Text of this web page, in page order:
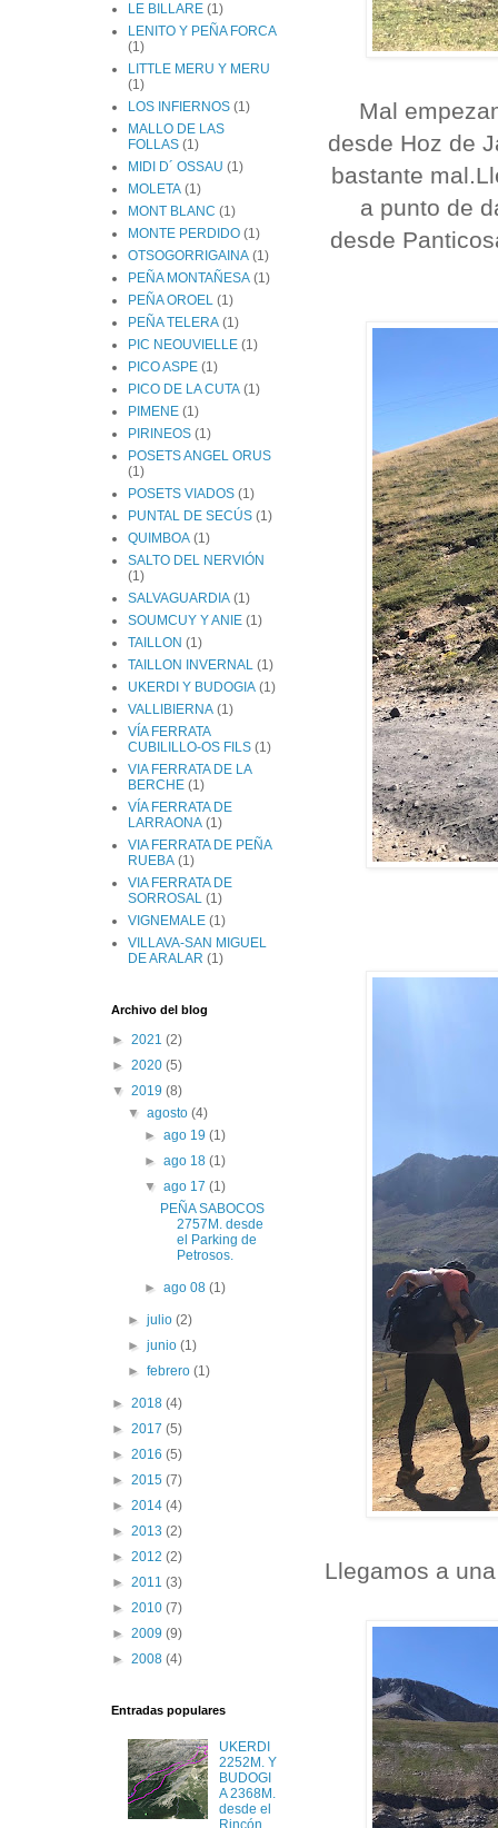
Mal
desde Hoz de
bastante
a punto de
desde
Llegamos a
LE BILLARE (1)
LENITO Y PEÑA FORCA
(1)
LITTLE MERU Y MERU
(1)
LOS INFIERNOS (1)
MALLO DE LAS
FOLLAS (1)
MIDI D´ OSSAU (1)
MOLETA (1)
MONT BLANC (1)
MONTE PERDIDO (1)
OTSOGORRIGAINA (1)
PEÑA MONTAÑESA (1)
PEÑA OROEL (1)
PEÑA TELERA (1)
PIC NEOUVIELLE (1)
PICO ASPE (1)
PICO DE LA CUTA (1)
PIMENE (1)
PIRINEOS (1)
POSETS ANGEL ORUS
(1)
POSETS VIADOS (1)
PUNTAL DE SECÚS (1)
QUIMBOA (1)
SALTO DEL NERVIÓN
(1)
SALVAGUARDIA (1)
SOUMCUY Y ANIE (1)
TAILLON (1)
TAILLON INVERNAL (1)
UKERDI Y BUDOGIA (1)
VALLIBIERNA (1)
VÍA FERRATA
CUBILILLO-OS FILS (1)
VIA FERRATA DE LA
BERCHE (1)
VÍA FERRATA DE
LARRAONA (1)
VIA FERRATA DE PEÑA
RUEBA (1)
VIA FERRATA DE
SORROSAL (1)
VIGNEMALE (1)
VILLAVA-SAN MIGUEL
DE ARALAR (1)
Archivo del blog
► 2021 (2)
► 2020 (5)
▼ 2019 (8)
▼agosto(4)
► ago 19 (1)
► ago 18 (1)
▼ ago 17 (1)
PEÑA SABOCOS
2757M. desde
el Parking de
Petrosos.
► ago 08 (1)
►julio(2)
►junio(1)
►febrero(1)
► 2018 (4)
► 2017 (5)
► 2016 (5)
► 2015 (7)
► 2014 (4)
► 2013 (2)
► 2012 (2)
► 2011 (3)
► 2010 (7)
► 2009 (9)
► 2008 (4)
Entradas populares
UKERDI
2252M. Y
BUDOGI
A 2368M.
desde el
Rincón